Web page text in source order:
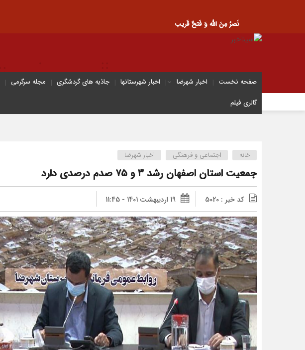
نَصرُ مِنَ الله وَ فَتحٌ قَریب
صفحه نخست اخبار شهرضا اخبار شهرستانها جاذبه های گردشگری مجله سرگرمی
گالری فیلم
خانه اجتماعی و فرهنگی اخبار شهرضا
جمعیت استان اصفهان رشد ۳ و ۷۵ صدم درصدی دارد
کد خبر : 5020 19 اردیبهشت 1401 - 11:45